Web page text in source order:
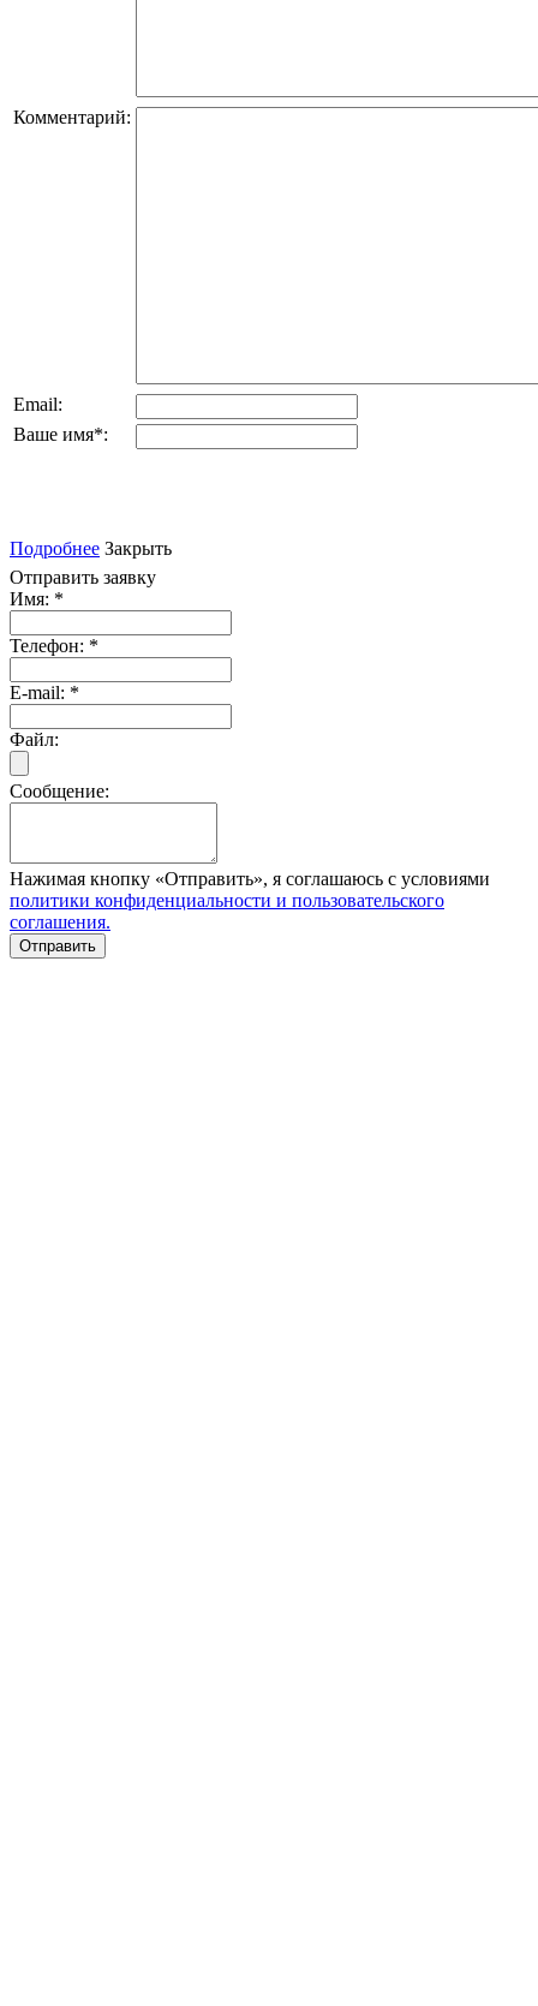
Комментарий:
Email:
Ваше имя*:
Подробнее Закрыть
Отправить заявку
Имя: *
Телефон: *
E-mail: *
Файл:
Сообщение:
Нажимая кнопку «Отправить», я соглашаюсь с условиями
политики конфиденциальности и пользовательского
соглашения.
Отправить